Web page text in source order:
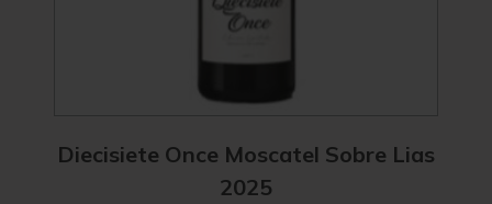
Diecisiete Once Moscatel Sobre Lias
2025